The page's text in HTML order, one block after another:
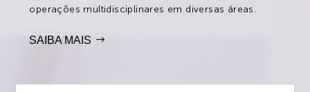
operações multidisciplinares em diversas áreas.
SAIBA MAIS